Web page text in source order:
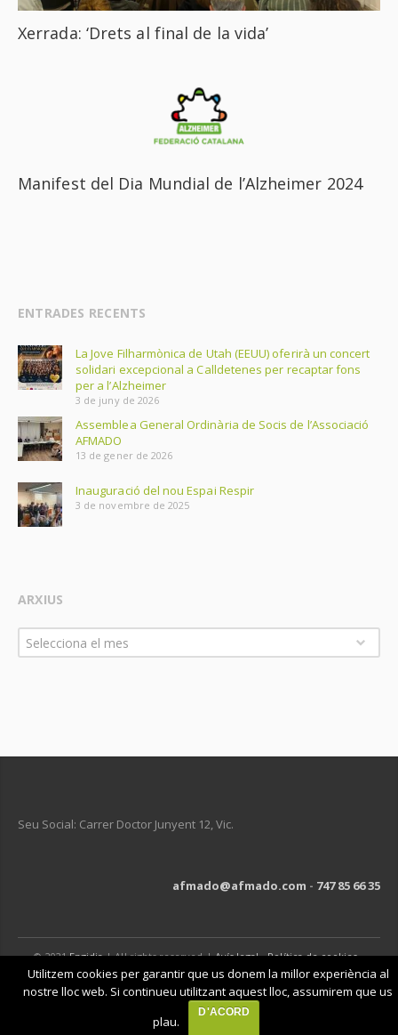
Xerrada: ‘Drets al final de la vida’
Manifest del Dia Mundial de l’Alzheimer 2024
ENTRADES RECENTS
La Jove Filharmònica de Utah (EEUU) oferirà un concert
solidari excepcional a Calldetenes per recaptar fons
per a l’Alzheimer
3 de juny de 2026
Assemblea General Ordinària de Socis de l’Associació
AFMADO
13 de gener de 2026
Inauguració del nou Espai Respir
3 de novembre de 2025
ARXIUS
Arxius
Selecciona el mes
Seu Social: Carrer Doctor Junyent 12, Vic.
afmado@afmado.com - 747 85 66 35
© 2021Engidia| All rights reserved |Avís legal-Política de cookies-
Política de privacitat
Utilitzem cookies per garantir que us donem la millor experiència al
nostre lloc web. Si continueu utilitzant aquest lloc, assumirem que us
plau.
D'ACORD